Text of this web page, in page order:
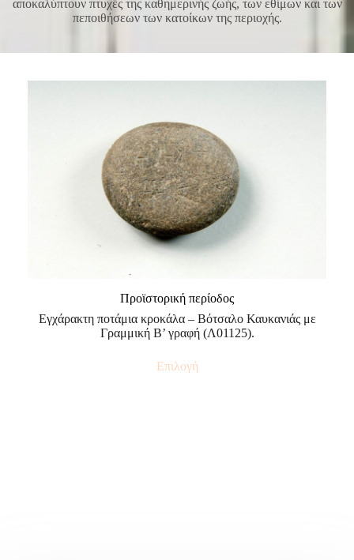
αποκαλύπτουν πτυχές της καθημερινής ζωής, των εθίμων και των
πεποιθήσεων των κατοίκων της περιοχής.
Προϊστορική περίοδος
Εγχάρακτη ποτάμια κροκάλα – Βότσαλο Καυκανιάς με
Γραμμική Β’ γραφή (Λ01125).
Επιλογή